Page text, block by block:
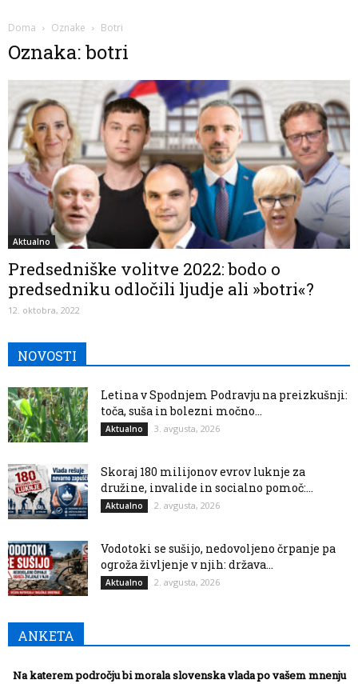
Doma Oznake Botri
Oznaka: botri
Aktualno
Predsedniške volitve 2022: bodo o
predsedniku odločili ljudje ali »botri«?
12. oktobra, 2022
NOVOSTI
Letina v Spodnjem Podravju na preizkušnji:
toča, suša in bolezni močno...
Aktualno 3. avgusta, 2026
Skoraj 180 milijonov evrov luknje za
družine, invalide in socialno pomoč:...
Aktualno 2. avgusta, 2026
Vodotoki se sušijo, nedovoljeno črpanje pa
ogroža življenje v njih: država...
Aktualno 2. avgusta, 2026
ANKETA
Na katerem področju bi morala slovenska vlada po vašem mnenju